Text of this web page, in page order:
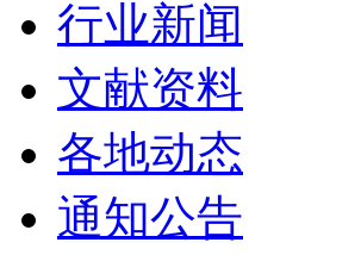
行业新闻
文献资料
各地动态
通知公告